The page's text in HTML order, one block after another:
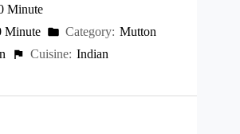
Minute
Minute Category: Mutton
Cuisine: Indian